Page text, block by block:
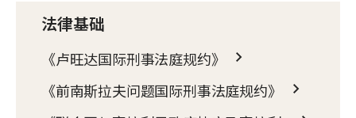
法律基础
《卢旺达国际刑事法庭规约》
《前南斯拉夫问题国际刑事法庭规约》